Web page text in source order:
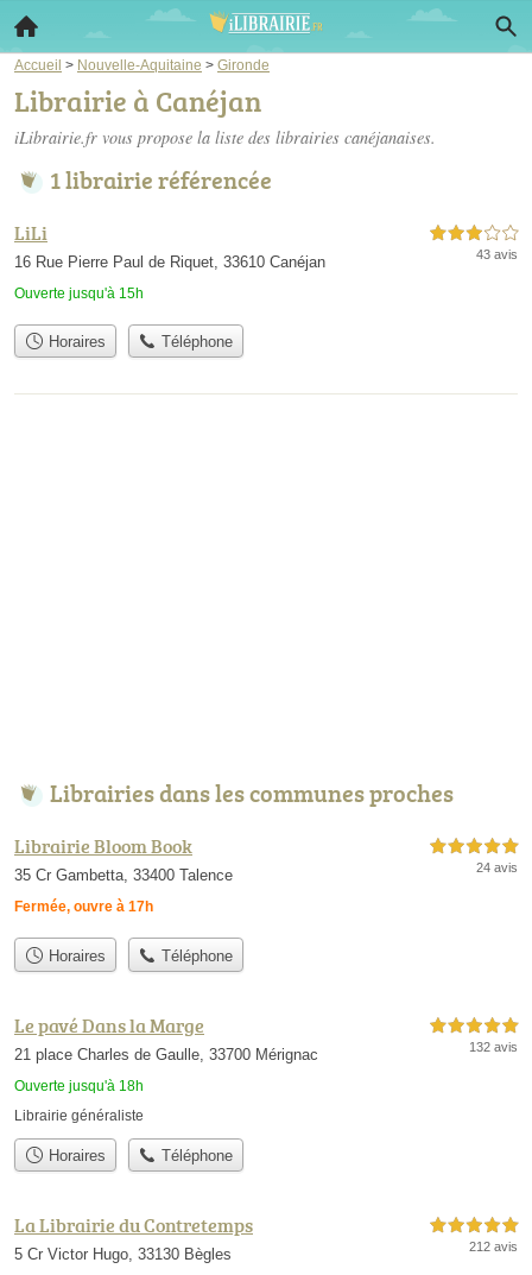
Accueil > Nouvelle-Aquitaine > Gironde
Librairie à Canéjan
iLibrairie.fr vous propose la liste des librairies canéjanaises.
1 librairie référencée
LiLi
16 Rue Pierre Paul de Riquet, 33610 Canéjan
Ouverte jusqu'à 15h
3,0 étoiles sur 5
43 avis
Horaires Téléphone
Librairies dans les communes proches
Librairie Bloom Book
35 Cr Gambetta, 33400 Talence
Fermée, ouvre à 17h
5,0 étoiles sur 5
24 avis
Horaires Téléphone
Le pavé Dans la Marge
21 place Charles de Gaulle, 33700 Mérignac
Ouverte jusqu'à 18h
5,0 étoiles sur 5
132 avis
Librairie généraliste
Horaires Téléphone
La Librairie du Contretemps
5 Cr Victor Hugo, 33130 Bègles
5,0 étoiles sur 5
212 avis